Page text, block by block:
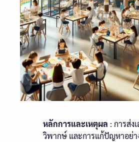
หลักการและเหตุผล : การส่ง
วิพากษ์ และการแก้ปัญหาอย่า